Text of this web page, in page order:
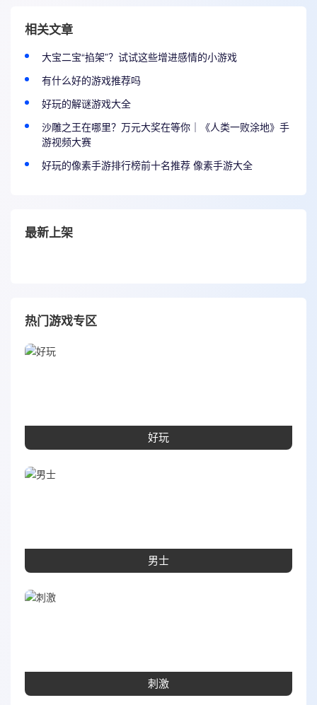
相关文章
大宝二宝“掐架”？试试这些增进感情的小游戏
有什么好的游戏推荐吗
好玩的解谜游戏大全
沙雕之王在哪里？万元大奖在等你｜《人类一败涂地》手
游视频大赛
好玩的像素手游排行榜前十名推荐 像素手游大全
最新上架
热门游戏专区
好玩
男士
刺激